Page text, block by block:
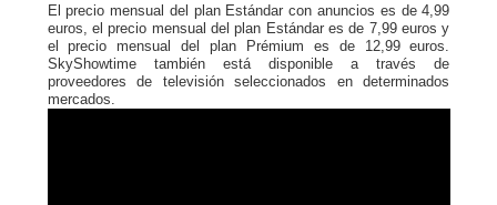
El precio mensual del plan Estándar con anuncios es de 4,99
euros, el precio mensual del plan Estándar es de 7,99 euros y
el precio mensual del plan Prémium es de 12,99 euros.
SkyShowtime también está disponible a través de
proveedores de televisión seleccionados en determinados
mercados.